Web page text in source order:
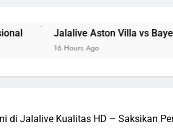
Aston Villa vs Bayern Club Friendly
di Jalalive Kualitas HD – Saksikan